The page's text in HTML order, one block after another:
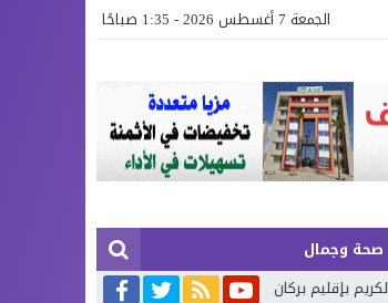
الجمعة 7 أغسطس 2026 - 1:35 صباحًا
صحة وجمال
إطلاق حصة إضافية من الدعم الاستثنائي لمهنيي